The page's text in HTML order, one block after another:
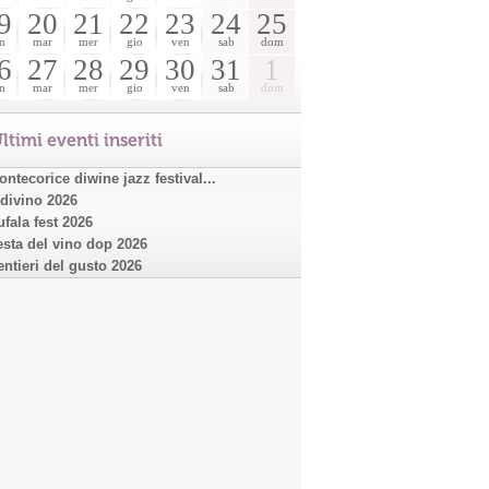
20
mar
21
mer
22
gio
23
ven
24
sab
25
dom
27
mar
28
mer
29
gio
30
ven
31
sab
1
dom
eventi inseriti
diwine jazz festival...
2026
fest 2026
del vino dop 2026
del gusto 2026